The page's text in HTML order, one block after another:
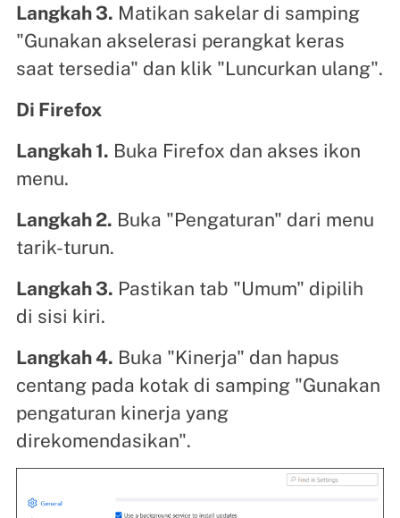
Langkah 3. Matikan sakelar di samping
"Gunakan akselerasi perangkat keras
saat tersedia" dan klik "Luncurkan ulang".
Di Firefox
Langkah 1. Buka Firefox dan akses ikon
menu.
Langkah 2. Buka "Pengaturan" dari menu
tarik-turun.
Langkah 3. Pastikan tab "Umum" dipilih
di sisi kiri.
Langkah 4. Buka "Kinerja" dan hapus
centang pada kotak di samping "Gunakan
pengaturan kinerja yang
direkomendasikan".